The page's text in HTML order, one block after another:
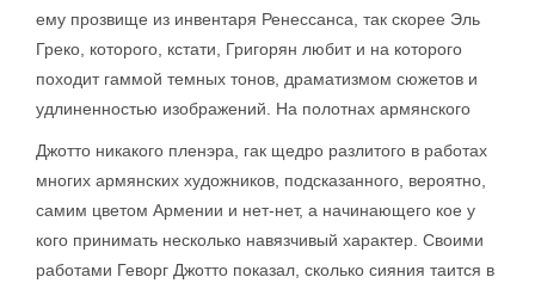
ему прозвище из инвентаря Ренессанса, так скорее Эль
Греко, которого, кстати, Григорян любит и на которого
походит гаммой темных тонов, драматизмом сюжетов и
удлиненностью изображений. На полотнах армянского
Джотто никакого пленэра, гак щедро разлитого в работах
многих армянских художников, подсказанного, вероятно,
самим цветом Армении и нет-нет, а начинающего кое у
кого принимать несколько навязчивый характер. Своими
работами Геворг Джотто показал, сколько сияния таится в